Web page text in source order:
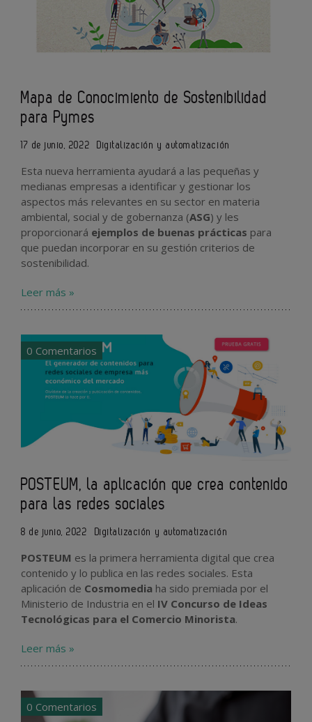
Mapa de Conocimiento de Sostenibilidad
para Pymes
17 de junio, 2022 Digitalización y automatización
Esta nueva herramienta ayudará a las pequeñas y
medianas empresas a identificar y gestionar los
aspectos más relevantes en su sector en materia
ambiental, social y de gobernanza (ASG) y les
proporcionará ejemplos de buenas prácticas para
que puedan incorporar en su gestión criterios de
sostenibilidad.
Leer más »
0 Comentarios
POSTEUM, la aplicación que crea contenido
para las redes sociales
8 de junio, 2022 Digitalización y automatización
POSTEUM es la primera herramienta digital que crea
contenido y lo publica en las redes sociales. Esta
aplicación de Cosmomedia ha sido premiada por el
Ministerio de Industria en el IV Concurso de Ideas
Tecnológicas para el Comercio Minorista.
Leer más »
0 Comentarios